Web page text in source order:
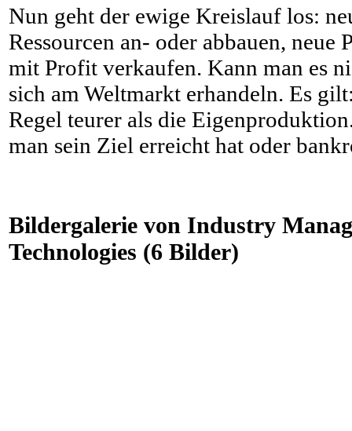
Nun geht der ewige Kreislauf los:
Ressourcen an- oder abbauen, neue
mit Profit verkaufen. Kann man es
sich am Weltmarkt erhandeln. Es
Regel teurer als die
man sein Ziel erreicht hat oder
Bildergalerie von Industry
Technologies (6 Bilder)